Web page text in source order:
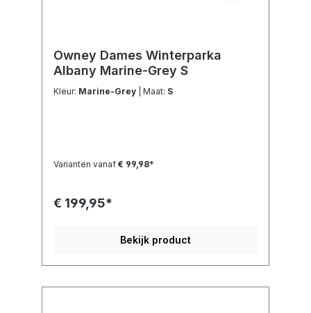
Owney Dames Winterparka
Albany Marine-Grey S
Kleur: Marine-Grey | Maat: S
Varianten vanaf € 99,98*
€ 199,95*
Bekijk product